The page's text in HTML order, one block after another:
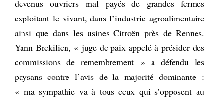
devenus ouvriers mal payés de grandes fermes
exploitant le vivant, dans l’industrie agroalimentaire
ainsi que dans les usines Citroën près de Rennes.
Yann Brekilien, « juge de paix appelé à présider des
commissions de remembrement » a défendu les
paysans contre l’avis de la majorité dominante :
« ma sympathie va à tous ceux qui s’opposent au